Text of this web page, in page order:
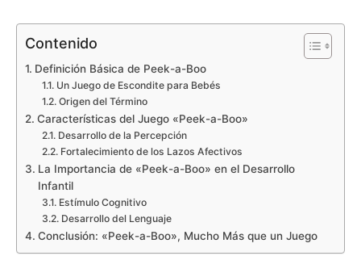
Contenido
Definición Básica de Peek-a-Boo
Un Juego de Escondite para Bebés
Origen del Término
Características del Juego «Peek-a-Boo»
Desarrollo de la Percepción
Fortalecimiento de los Lazos Afectivos
La Importancia de «Peek-a-Boo» en el Desarrollo
Infantil
Estímulo Cognitivo
Desarrollo del Lenguaje
Conclusión: «Peek-a-Boo», Mucho Más que un Juego